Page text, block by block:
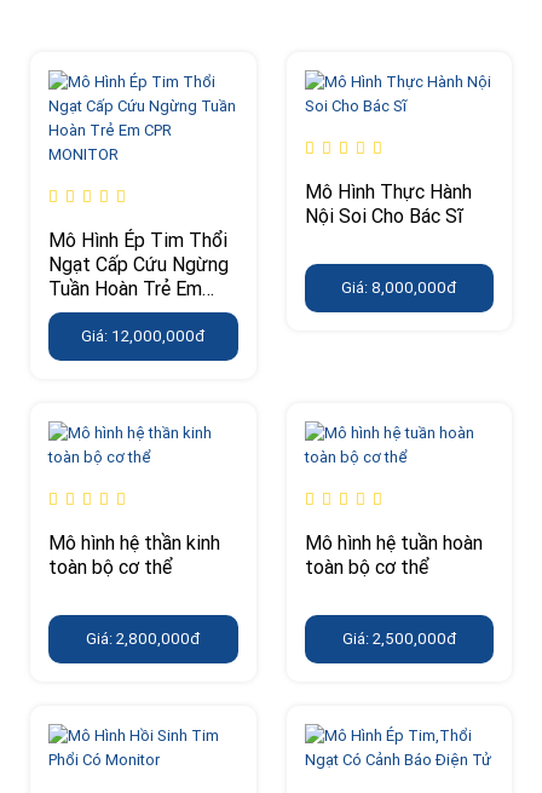
Mô Hình Ép Tim Thổi
Ngạt Cấp Cứu Ngừng
Tuần Hoàn Trẻ Em
CPR MONITOR
Giá: 12,000,000đ
Mô Hình Thực Hành
Nội Soi Cho Bác Sĩ
Giá: 8,000,000đ
Mô hình hệ thần kinh
toàn bộ cơ thể
Giá: 2,800,000đ
Mô hình hệ tuần hoàn
toàn bộ cơ thể
Giá: 2,500,000đ